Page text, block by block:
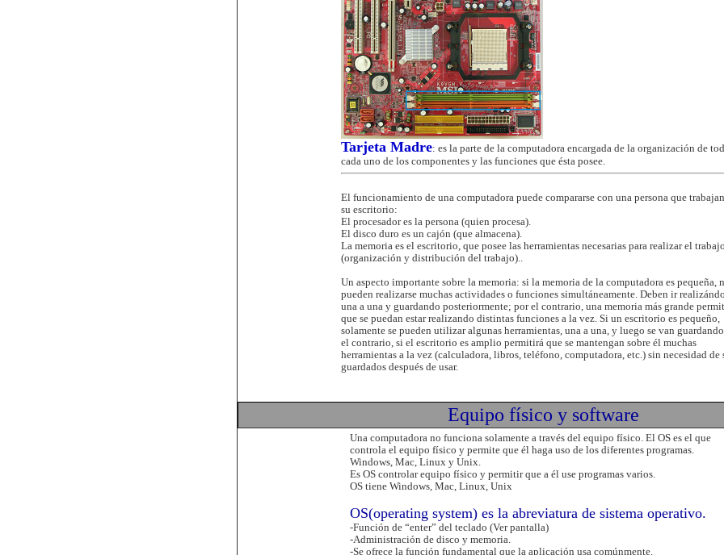
Tarjeta Madre: es la parte de la computadora encargada de la organización de
cada uno de los componentes y las funciones que ésta posee.
El funcionamiento de una computadora puede compararse con una persona que
su escritorio:
El procesador es la persona (quien procesa).
El disco duro es un cajón (que almacena).
La memoria es el escritorio, que posee las herramientas necesarias para realizar el
(organización y distribución del trabajo)..
Un aspecto importante sobre la memoria: si la memoria de la computadora es pequeña,
pueden realizarse muchas actividades o funciones simultáneamente. Deben ir
una a una y guardando posteriormente; por el contrario, una memoria más grande
que se puedan estar realizando distintas funciones a la vez. Si un escritorio es pequeño,
solamente se pueden utilizar algunas herramientas, una a una, y luego se van
el contrario, si el escritorio es amplio permitirá que se mantengan sobre él muchas
herramientas a la vez (calculadora, libros, teléfono, computadora, etc.) sin necesidad de
guardados después de usar.
Equipo físico y software
Una computadora no funciona solamente a través del equipo físico. El OS es el que
controla el equipo físico y permite que él haga uso de los diferentes programas.
Windows, Mac, Linux y Unix.
Es OS controlar equipo físico y permitir que a él use programas varios.
OS tiene Windows, Mac, Linux, Unix
OS(operating system) es la abreviatura de sistema operativo.
-Función de “enter” del teclado (Ver pantalla)
-Administración de disco y memoria.
-Se ofrece la función fundamental que la aplicación usa comúnmente.